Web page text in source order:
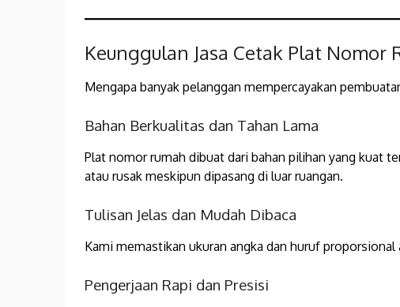
Keunggulan Jasa Cetak Plat Nomor
Mengapa banyak pelanggan mempercayakan
Bahan Berkualitas dan Tahan Lama
Plat nomor rumah dibuat dari bahan pilihan yang kuat
atau rusak meskipun dipasang di luar ruangan.
Tulisan Jelas dan Mudah Dibaca
Kami memastikan ukuran angka dan huruf
Pengerjaan Rapi dan Presisi